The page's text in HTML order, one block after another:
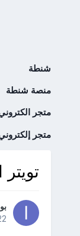
شنطة
منصة شنطة
متجر
متجر